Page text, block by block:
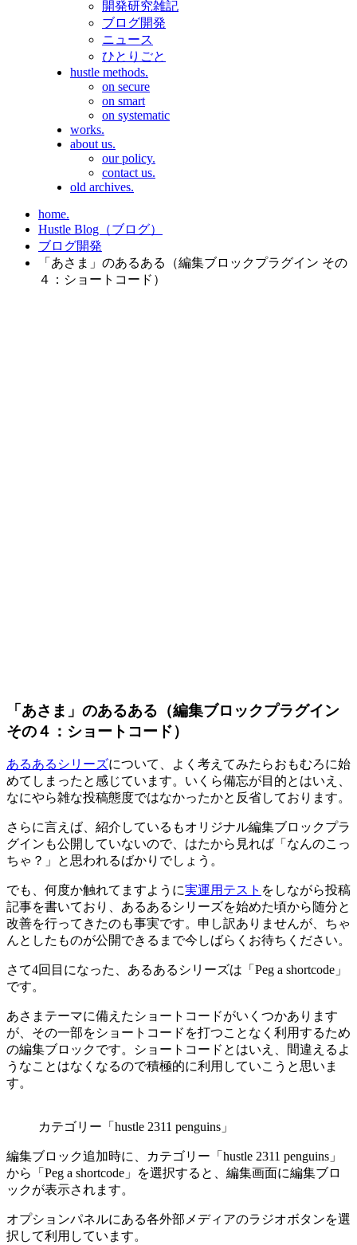
開発研究雑記
ブログ開発
ニュース
ひとりごと
hustle methods.
on secure
on smart
on systematic
works.
about us.
our policy.
contact us.
old archives.
home.
Hustle Blog（ブログ）
ブログ開発
「あさま」のあるある（編集ブロックプラグイン その
４：ショートコード）
「あさま」のあるある（編集ブロックプラグイン
その４：ショートコード）
あるあるシリーズについて、よく考えてみたらおもむろに始
めてしまったと感じています。いくら備忘が目的とはいえ、
なにやら雑な投稿態度ではなかったかと反省しております。
さらに言えば、紹介しているもオリジナル編集ブロックプラ
グインも公開していないので、はたから見れば「なんのこっ
ちゃ？」と思われるばかりでしょう。
でも、何度か触れてますように実運用テスト をしながら投稿
記事を書いており、あるあるシリーズを始めた頃から随分と
改善を行ってきたのも事実です。申し訳ありませんが、ちゃ
んとしたものが公開できるまで今しばらくお待ちください。
さて4回目になった、あるあるシリーズは「Peg a shortcode」
です。
あさまテーマに備えたショートコードがいくつかあります
が、その一部をショートコードを打つことなく利用するため
の編集ブロックです。ショートコードとはいえ、間違えるよ
うなことはなくなるので積極的に利用していこうと思いま
す。
カテゴリー「hustle 2311 penguins」
編集ブロック追加時に、カテゴリー「hustle 2311 penguins」
から「Peg a shortcode」を選択すると、編集画面に編集ブロ
ックが表示されます。
オプションパネルにある各外部メディアのラジオボタンを選
択して利用しています。